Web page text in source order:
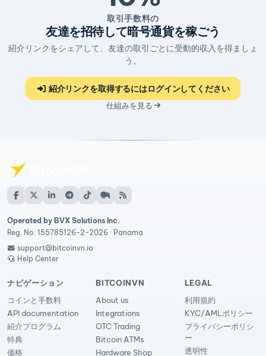
取引手数料の
友達を招待して暗号通貨を稼ごう
紹介リンクをシェアして、友達の取引ごとに受動的収入を得ましょ
う。
紹介リンクを取得するにはログインしてください
仕組みを見る
Operated by BVX Solutions Inc.
Reg. No. 155785126-2-2026 · Panama
support@bitcoinvn.io
Help Center
ナビゲーション
コインと手数料
API documentation
紹介プログラム
特典
価格
BITCOINVN
About us
Integrations
OTC Trading
Bitcoin ATMs
Hardware Shop
LEGAL
利用規約
KYC/AMLポリシー
プライバシーポリシ
ー
透明性